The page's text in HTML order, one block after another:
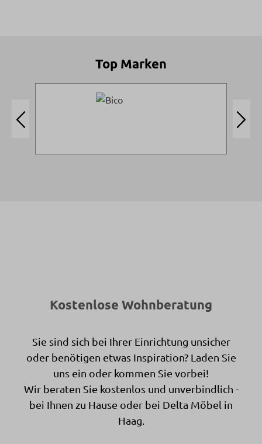
Top Marken
Kostenlose Wohnberatung
Sie sind sich bei Ihrer Einrichtung unsicher
oder benötigen etwas Inspiration? Laden Sie
uns ein oder kommen Sie vorbei!
Wir beraten Sie kostenlos und unverbindlich -
bei Ihnen zu Hause oder bei Delta Möbel in
Haag.